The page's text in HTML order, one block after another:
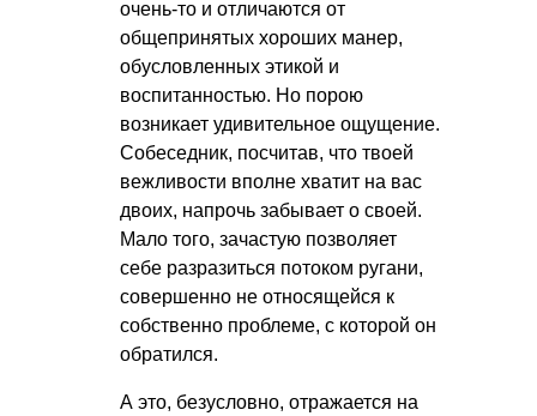
очень-то и отличаются от
общепринятых хороших манер,
обусловленных этикой и
воспитанностью. Но порою
возникает удивительное ощущение.
Собеседник, посчитав, что твоей
вежливости вполне хватит на вас
двоих, напрочь забывает о своей.
Мало того, зачастую позволяет
себе разразиться потоком ругани,
совершенно не относящейся к
собственно проблеме, с которой он
обратился.
А это, безусловно, отражается на